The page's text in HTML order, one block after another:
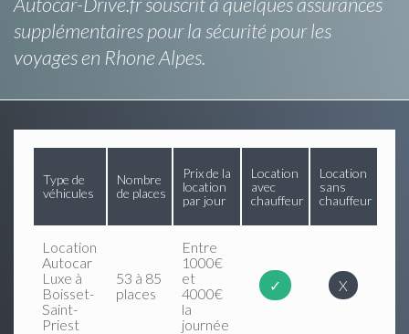
supplémentaires pour la sécurité pour les
voyages en Rhone Alpes.
Type de
véhicules
Nombre
de places
Prix de la
location
par jour
Location
avec
chauffeur
Location
sans
chauffeur
Location
Autocar
Luxe à
Boisset-
Saint-
Priest
53 à 85
places
Entre
1000€
et
4000€
la
journée
✓ X